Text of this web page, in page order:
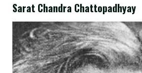
Sarat Chandra Chattopadhyay